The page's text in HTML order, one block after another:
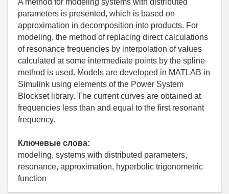
A method for modeling systems with distributed
parameters is presented, which is based on
approximation in decomposition into products. For
modeling, the method of replacing direct calculations
of resonance frequencies by interpolation of values
calculated at some intermediate points by the spline
method is used. Models are developed in MATLAB in
Simulink using elements of the Power System
Blockset library. The current curves are obtained at
frequencies less than and equal to the first resonant
frequency.
Ключевые слова:
modeling, systems with distributed parameters,
resonance, approximation, hyperbolic trigonometric
function